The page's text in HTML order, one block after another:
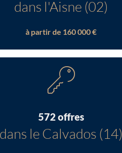
dans l'Aisne (02)
à partir de 160 000 €
572 offres
dans le Calvados (14)